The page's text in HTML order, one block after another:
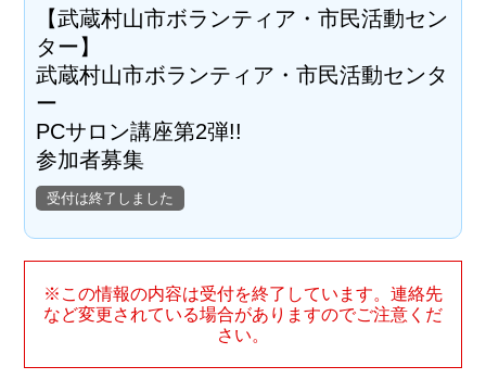
【武蔵村山市ボランティア・市民活動セン
ター】
武蔵村山市ボランティア・市民活動センタ
ー
PCサロン講座第2弾!!
参加者募集
受付は終了しました
※この情報の内容は受付を終了しています。連絡先
など変更されている場合がありますのでご注意くだ
さい。